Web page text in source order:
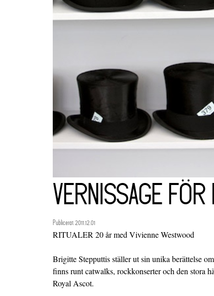
VERNISSAGE
Publicerat 2011.12.01
RITUALER 20 år med Vivienne Westwood
Brigitte Stepputtis ställer ut sin unika berättelse
finns runt catwalks, rockkonserter och den stora
Royal Ascot.